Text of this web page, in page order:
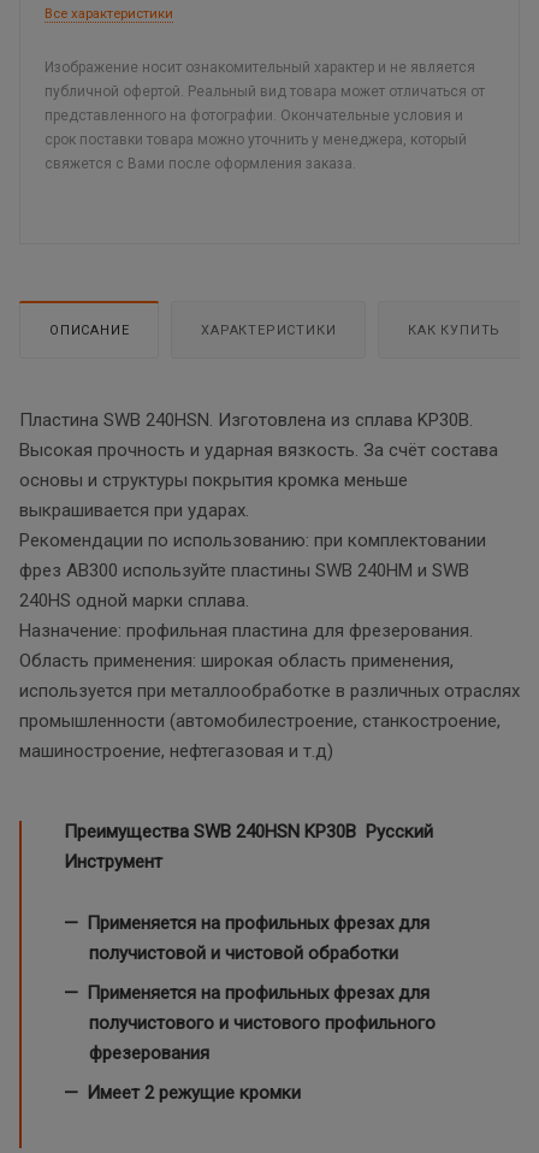
Все характеристики
Изображение носит ознакомительный характер и не является
публичной офертой. Реальный вид товара может отличаться от
представленного на фотографии. Окончательные условия и
срок поставки товара можно уточнить у менеджера, который
свяжется с Вами после оформления заказа.
ОПИСАНИЕ ХАРАКТЕРИСТИКИ КАК КУПИТЬ
Пластина SWB 240HSN. Изготовлена из сплава KP30B.
Высокая прочность и ударная вязкость. За счёт состава
основы и структуры покрытия кромка меньше
выкрашивается при ударах.
Рекомендации по использованию: при комплектовании
фрез AB300 используйте пластины SWB 240HM и SWB
240HS одной марки сплава.
Назначение: профильная пластина для фрезерования.
Область применения: широкая область применения,
используется при металлообработке в различных отраслях
промышленности (автомобилестроение, станкостроение,
машиностроение, нефтегазовая и т.д)
Преимущества SWB 240HSN KP30B Русский
Инструмент
Применяется на профильных фрезах для
получистовой и чистовой обработки
Применяется на профильных фрезах для
получистового и чистового профильного
фрезерования
Имеет 2 режущие кромки